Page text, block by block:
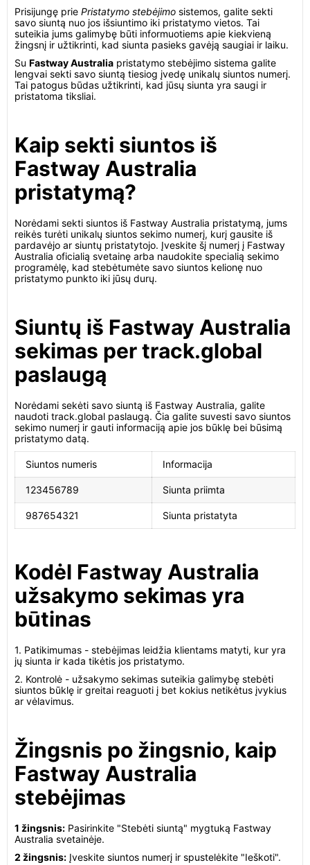
Prisijungę prie Pristatymo stebėjimo sistemos, galite sekti
savo siuntą nuo jos išsiuntimo iki pristatymo vietos. Tai
suteikia jums galimybę būti informuotiems apie kiekvieną
žingsnį ir užtikrinti, kad siunta pasieks gavėją saugiai ir laiku.
Su Fastway Australia pristatymo stebėjimo sistema galite
lengvai sekti savo siuntą tiesiog įvedę unikalų siuntos numerį.
Tai patogus būdas užtikrinti, kad jūsų siunta yra saugi ir
pristatoma tiksliai.
Kaip sekti siuntos iš
Fastway Australia
pristatymą?
Norėdami sekti siuntos iš Fastway Australia pristatymą, jums
reikės turėti unikalų siuntos sekimo numerį, kurį gausite iš
pardavėjo ar siuntų pristatytojo. Įveskite šį numerį į Fastway
Australia oficialią svetainę arba naudokite specialią sekimo
programėlę, kad stebėtumėte savo siuntos kelionę nuo
pristatymo punkto iki jūsų durų.
Siuntų iš Fastway Australia
sekimas per track.global
paslaugą
Norėdami sekėti savo siuntą iš Fastway Australia, galite
naudoti track.global paslaugą. Čia galite suvesti savo siuntos
sekimo numerį ir gauti informaciją apie jos būklę bei būsimą
pristatymo datą.
Siuntos numeris Informacija
123456789 Siunta priimta
987654321 Siunta pristatyta
Kodėl Fastway Australia
užsakymo sekimas yra
būtinas
1. Patikimumas - stebėjimas leidžia klientams matyti, kur yra
jų siunta ir kada tikėtis jos pristatymo.
2. Kontrolė - užsakymo sekimas suteikia galimybę stebėti
siuntos būklę ir greitai reaguoti į bet kokius netikėtus įvykius
ar vėlavimus.
Žingsnis po žingsnio, kaip
Fastway Australia
stebėjimas
1 žingsnis: Pasirinkite "Stebėti siuntą" mygtuką Fastway
Australia svetainėje.
2 žingsnis: Įveskite siuntos numerį ir spustelėkite "Ieškoti".